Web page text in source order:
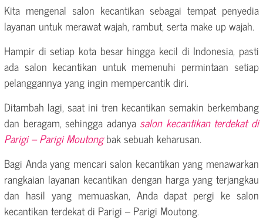
Kita mengenal salon kecantikan sebagai tempat penyedia
layanan untuk merawat wajah, rambut, serta make up wajah.
Hampir di setiap kota besar hingga kecil di Indonesia, pasti
ada salon kecantikan untuk memenuhi permintaan setiap
pelanggannya yang ingin mempercantik diri.
Ditambah lagi, saat ini tren kecantikan semakin berkembang
dan beragam, sehingga adanya salon kecantikan terdekat di
Parigi – Parigi Moutongbak sebuah keharusan.
Bagi Anda yang mencari salon kecantikan yang menawarkan
rangkaian layanan kecantikan dengan harga yang terjangkau
dan hasil yang memuaskan, Anda dapat pergi ke salon
kecantikan terdekat di Parigi – Parigi Moutong.